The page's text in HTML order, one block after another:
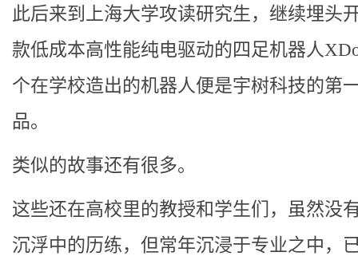
此后来到上海大学攻读研究生，继续埋头
款低成本高性能纯电驱动的四足机器人
个在学校造出的机器人便是宇树科技的第
品。
类似的故事还有很多。
这些还在高校里的教授和学生们，虽然没
沉浮中的历练，但常年沉浸于专业之中，